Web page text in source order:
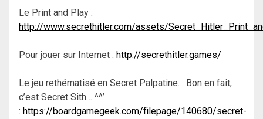
Le Print and Play :
http://www.secrethitler.com/assets/
Pour jouer sur Internet : http://secrethitler.games/
Le jeu rethématisé en Secret Palpatine… Bon en fait,
c’est Secret Sith… ^^’
: https://boardgamegeek.com/filepage/140680/secret-